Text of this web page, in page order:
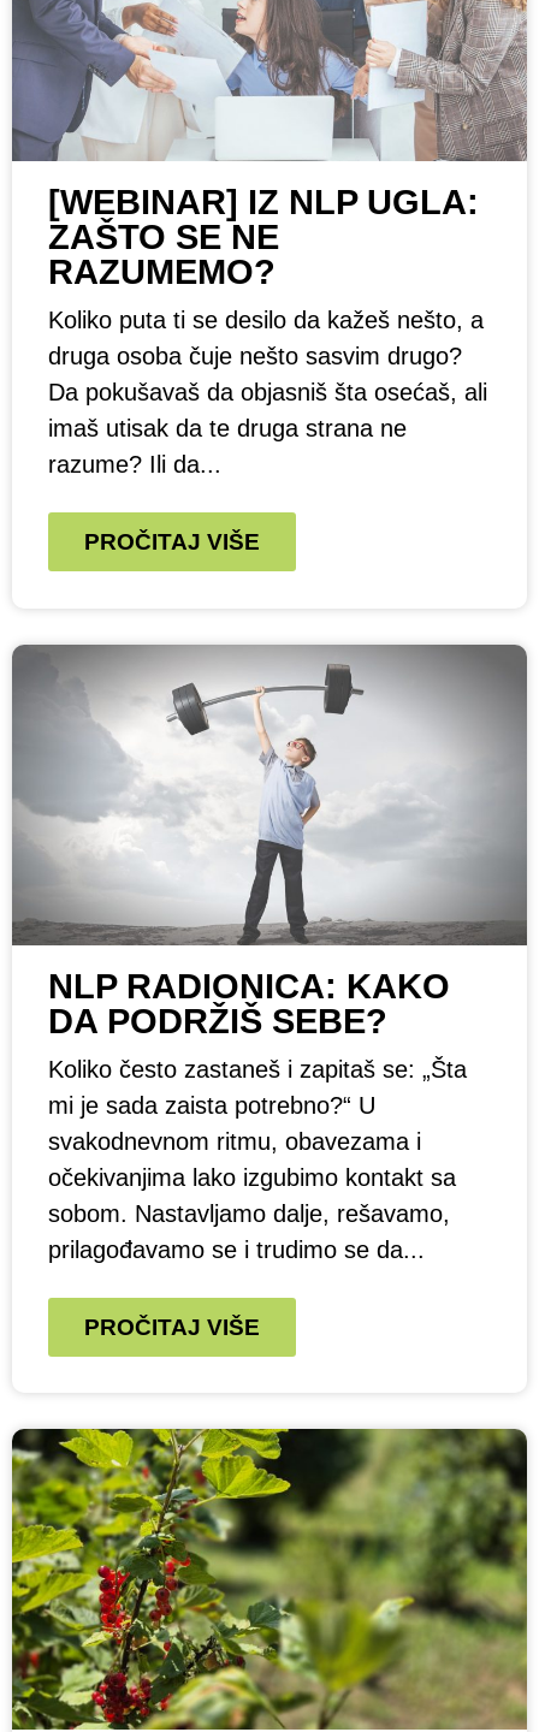
[WEBINAR] IZ NLP UGLA:
ZAŠTO SE NE
RAZUMEMO?
Koliko puta ti se desilo da kažeš nešto, a
druga osoba čuje nešto sasvim drugo?
Da pokušavaš da objasniš šta osećaš, ali
imaš utisak da te druga strana ne
razume? Ili da...
PROČITAJ VIŠE
NLP RADIONICA: KAKO
DA PODRŽIŠ SEBE?
Koliko često zastaneš i zapitaš se: „Šta
mi je sada zaista potrebno?“ U
svakodnevnom ritmu, obavezama i
očekivanjima lako izgubimo kontakt sa
sobom. Nastavljamo dalje, rešavamo,
prilagođavamo se i trudimo se da...
PROČITAJ VIŠE